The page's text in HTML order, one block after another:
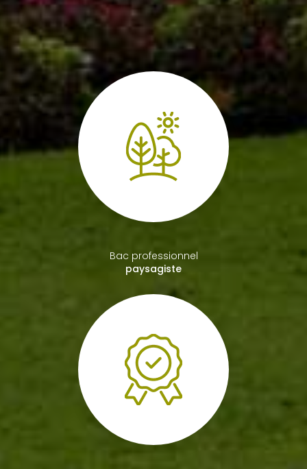
Bac professionnel
paysagiste